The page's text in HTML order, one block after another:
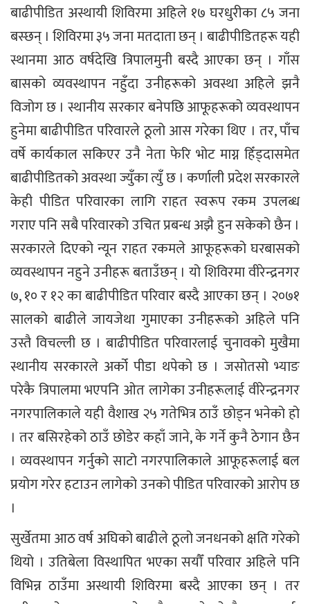
बाढीपीडित अस्थायी शिविरमा अहिले १७ घरधुरीका ८५ जना
बस्छन् । शिविरमा ३५ जना मतदाता छन् । बाढीपीडितहरू यही
स्थानमा आठ वर्षदेखि त्रिपालमुनी बस्दै आएका छन् । गाँस
बासको व्यवस्थापन नहुँदा उनीहरूको अवस्था अहिले झनै
विजोग छ । स्थानीय सरकार बनेपछि आफूहरूको व्यवस्थापन
हुनेमा बाढीपीडित परिवारले ठूलो आस गरेका थिए । तर, पाँच
वर्षे कार्यकाल सकिएर उनै नेता फेरि भोट माग्न हिँड्दासमेत
बाढीपीडितको अवस्था ज्युँका त्युँ छ । कर्णाली प्रदेश सरकारले
केही पीडित परिवारका लागि राहत स्वरूप रकम उपलब्ध
गराए पनि सबै परिवारको उचित प्रबन्ध अझै हुन सकेको छैन ।
सरकारले दिएको न्यून राहत रकमले आफूहरूको घरबासको
व्यवस्थापन नहुने उनीहरू बताउँछन् । यो शिविरमा वीरेन्द्रनगर
७, १० र १२ का बाढीपीडित परिवार बस्दै आएका छन् । २०७१
सालको बाढीले जायजेथा गुमाएका उनीहरूको अहिले पनि
उस्तै विचल्ली छ । बाढीपीडित परिवारलाई चुनावको मुखैमा
स्थानीय सरकारले अर्को पीडा थपेको छ । जसोतसो भ्याङ
परेकै त्रिपालमा भएपनि ओत लागेका उनीहरूलाई वीरेन्द्रनगर
नगरपालिकाले यही वैशाख २५ गतेभित्र ठाउँ छोड्न भनेको हो
। तर बसिरहेको ठाउँ छोडेर कहाँ जाने, के गर्ने कुनै ठेगान छैन
। व्यवस्थापन गर्नुको साटो नगरपालिकाले आफूहरूलाई बल
प्रयोग गरेर हटाउन लागेको उनको पीडित परिवारको आरोप छ
।
सुर्खेतमा आठ वर्ष अघिको बाढीले ठूलो जनधनको क्षति गरेको
थियो । उतिबेला विस्थापित भएका सयौँ परिवार अहिले पनि
विभिन्न ठाउँमा अस्थायी शिविरमा बस्दै आएका छन् । तर